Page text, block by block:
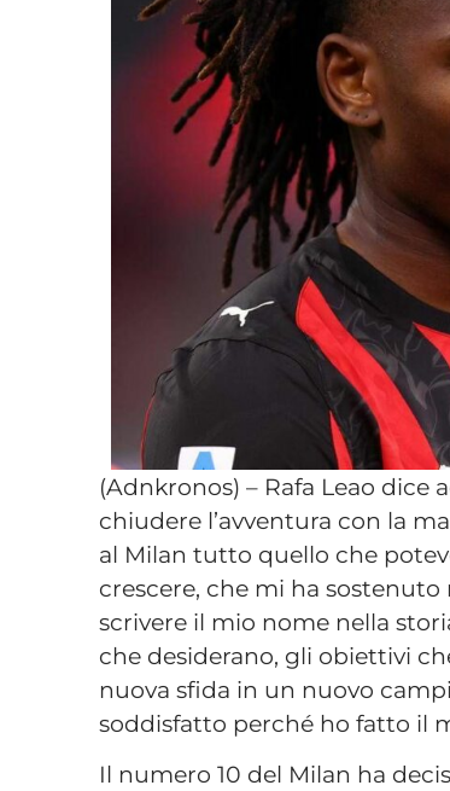
(Adnkronos) – Rafa Leao dice
chiudere l’avventura con la
al Milan tutto quello che
crescere, che mi ha
scrivere il mio nome nella
che desiderano, gli obiettivi
nuova sfida in un nuovo
soddisfatto perché ho fatto il
Il numero 10 del Milan ha